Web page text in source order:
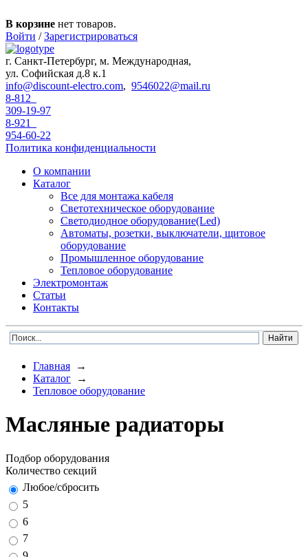
В корзине нет товаров.
Войти / Зарегистрироваться
г. Санкт-Петербург, м. Международная,
ул. Софийская д.8 к.1
info@discount-electro.com, 9546022@mail.ru
8-812
309-19-97
8-921
954-60-22
Политика конфиденциальности
О компании
Каталог
Все для монтажа кабеля
Светотехническое оборудование
Светодиодное оборудование(Led)
Автоматы, розетки, выключатели, щитовое
оборудование
Промышленное оборудование
Тепловое оборудование
Электромонтаж
Статьи
Контакты
Главная →
Каталог →
Тепловое оборудование
Масляные радиаторы
Подбор оборудования
Количество секций
Любое/сбросить
5
6
7